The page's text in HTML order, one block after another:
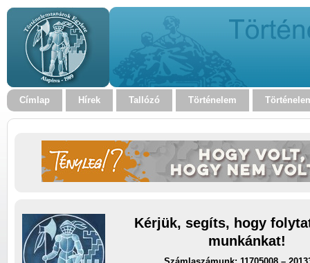
Címlap Hírek Tallózó Történelem
Kérjük, segíts, hogy
munkánkat!